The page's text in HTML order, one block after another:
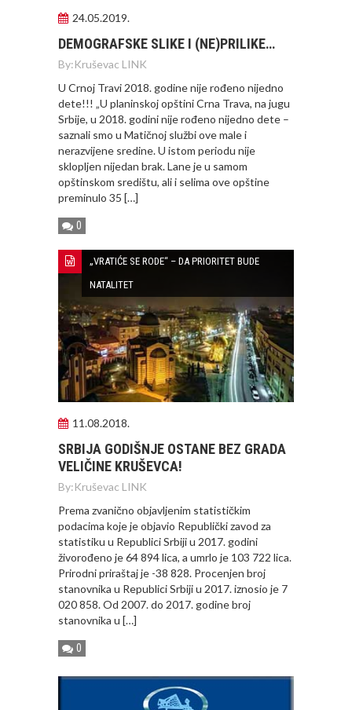
24.05.2019.
DEMOGRAFSKE SLIKE I (NE)PRILIKE…
By:Kruševac LINK
U Crnoj Travi 2018. godine nije rođeno nijedno
dete!!! „U planinskoj opštini Crna Trava, na jugu
Srbije, u 2018. godini nije rođeno nijedno dete –
saznali smo u Matičnoj službi ove male i
nerazvijene sredine. U istom periodu nije
sklopljen nijedan brak. Lane je u samom
opštinskom središtu, ali i selima ove opštine
preminulo 35 […]
0
„VRATIĆE SE RODE“ – DA PRIORITET BUDE
NATALITET
11.08.2018.
SRBIJA GODIŠNJE OSTANE BEZ GRADA
VELIČINE KRUŠEVCA!
By:Kruševac LINK
Prema zvanično objavljenim statističkim
podacima koje je objavio Republički zavod za
statistiku u Republici Srbiji u 2017. godini
živorođeno je 64 894 lica, a umrlo je 103 722 lica.
Prirodni priraštaj je -38 828. Procenjen broj
stanovnika u Republici Srbiji u 2017. iznosio je 7
020 858. Od 2007. do 2017. godine broj
stanovnika u […]
0